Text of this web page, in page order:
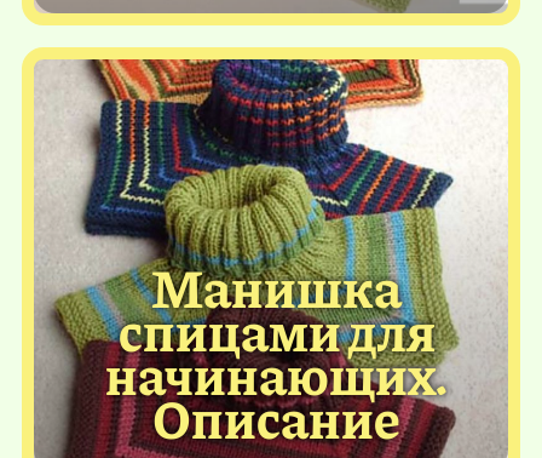
Манишка
спицами для
начинающих.
Описание